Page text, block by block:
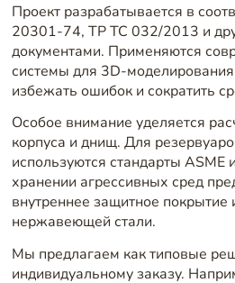
Проект разрабатывается в
20301-74, ТР ТС 032/2013 и
документами. Применяются
системы для 3D-
избежать ошибок и сократить
Особое внимание уделяется
корпуса и днищ. Для
используются стандарты
хранении агрессивных сред
внутреннее защитное покрытие
нержавеющей стали.
Мы предлагаем как типовые
индивидуальному заказу.